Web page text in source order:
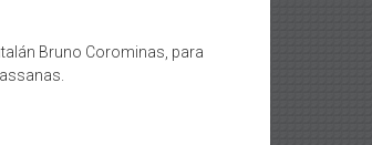
Bruno Corominas, para